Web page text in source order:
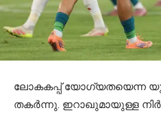
ലോകകപ്പ് യോഗ്യതയെന്ന
തകര്‍ന്നു. ഇറാഖുമായുള്ള